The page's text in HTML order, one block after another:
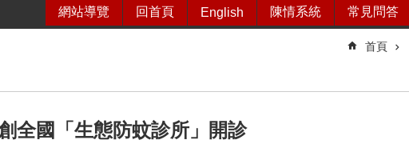
網站導覽 回首頁 English 陳情系統 常見問答
首頁
全國「生態防蚊診所」開診